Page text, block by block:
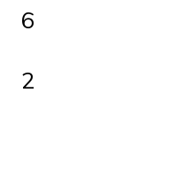
6
2